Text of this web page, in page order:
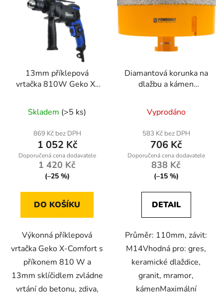
13mm příklepová
vrtačka 810W Geko X-
Skladem (>5 ks)
869 Kč bez DPH
1 052 Kč
1 420 Kč
(–25 %)
DO KOŠÍKU
Výkonná příklepová
vrtačka Geko X-Comfort s
příkonem 810 W a
13mm sklíčidlem zvládne
vrtání do betonu, zdiva,
Diamantová korunka na
dlažbu a kámen
Vyprodáno
583 Kč bez DPH
706 Kč
838 Kč
(–15 %)
DETAIL
Průměr: 110mm, závit:
M14Vhodná pro: gres,
keramické dlaždice,
granit, mramor,
kámenMaximální